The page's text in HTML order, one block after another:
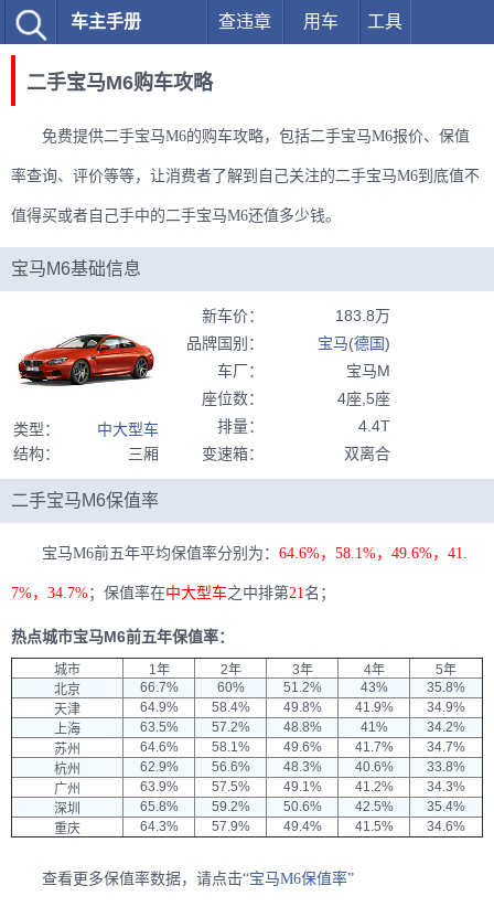
车主手册 查违章 用车 工具
二手宝马M6购车攻略
免费提供二手宝马M6的购车攻略，包括二手宝马M6报价、保值
率查询、评价等等，让消费者了解到自己关注的二手宝马M6到底值不
值得买或者自己手中的二手宝马M6还值多少钱。
宝马M6基础信息
类型：
中大型车
结构： 三厢
新车价：
183.8万
品牌国别 ： 宝马(德国)
车厂：
宝马M
座位数：
4座,5座
排量：
4.4T
变速箱： 双离合
二手宝马M6保值率
宝马M6前五年平均保值率分别为： 64.6%，58.1%，49.6%，41.
7%，34.7%；保值率在中大型车之中排第21名；
热点城市宝马M6前五年保值率：
城市 1年 2年 3年 4年
5年
北京
66.7% 60% 51.2% 43%
35.8%
天津
64.9% 58.4% 49.8% 41.9%
34.9%
上海
63.5% 57.2% 48.8% 41%
34.2%
苏州
64.6% 58.1% 49.6% 41.7%
34.7%
杭州
62.9% 56.6% 48.3% 40.6%
33.8%
广州
63.9% 57.5% 49.1% 41.2%
34.3%
深圳
65.8% 59.2% 50.6% 42.5%
35.4%
重庆
64.3% 57.9% 49.4% 41.5% 34.6%
查看更多保值率数据，请点击“宝马M6保值率”